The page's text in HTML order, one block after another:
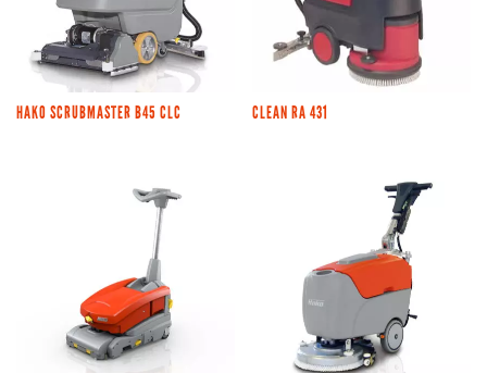
HAKO SCRUBMASTER B45 CLC CLEAN RA 431